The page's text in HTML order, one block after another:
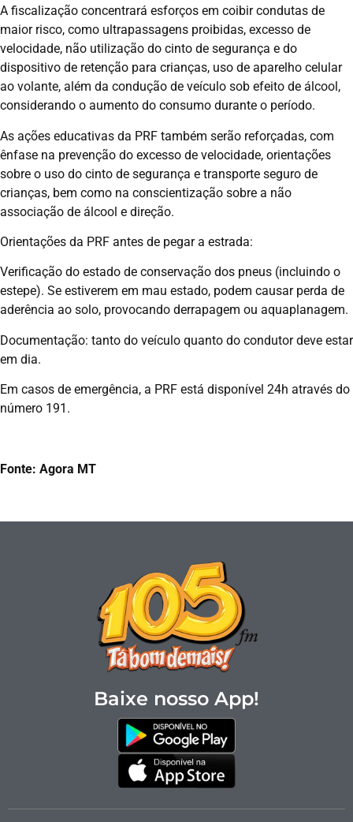
A fiscalização concentrará esforços em coibir condutas de
maior risco, como ultrapassagens proibidas, excesso de
velocidade, não utilização do cinto de segurança e do
dispositivo de retenção para crianças, uso de aparelho celular
ao volante, além da condução de veículo sob efeito de álcool,
considerando o aumento do consumo durante o período.
As ações educativas da PRF também serão reforçadas, com
ênfase na prevenção do excesso de velocidade, orientações
sobre o uso do cinto de segurança e transporte seguro de
crianças, bem como na conscientização sobre a não
associação de álcool e direção.
Orientações da PRF antes de pegar a estrada:
Verificação do estado de conservação dos pneus (incluindo o
estepe). Se estiverem em mau estado, podem causar perda de
aderência ao solo, provocando derrapagem ou aquaplanagem.
Documentação: tanto do veículo quanto do condutor deve estar
em dia.
Em casos de emergência, a PRF está disponível 24h através do
número 191.
Fonte: Agora MT
Baixe nosso App!